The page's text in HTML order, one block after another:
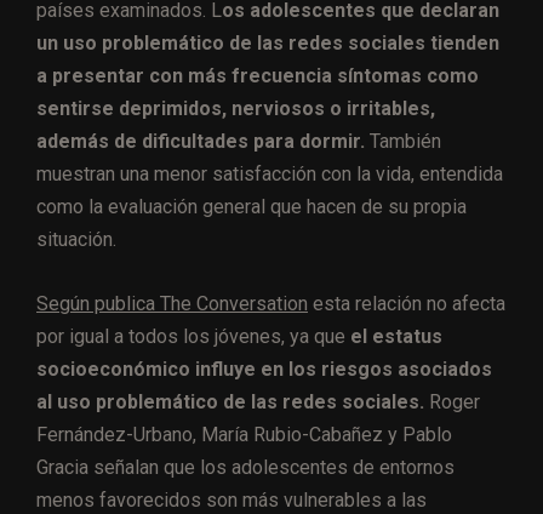
países examinados. Los adolescentes que declaran
un uso problemático de las redes sociales tienden
a presentar con más frecuencia síntomas como
sentirse deprimidos, nerviosos o irritables,
además de dificultades para dormir. También
muestran una menor satisfacción con la vida, entendida
como la evaluación general que hacen de su propia
situación.
Según publica The Conversation esta relación no afecta
por igual a todos los jóvenes, ya que el estatus
socioeconómico influye en los riesgos asociados
al uso problemático de las redes sociales. Roger
Fernández-Urbano, María Rubio-Cabañez y Pablo
Gracia señalan que los adolescentes de entornos
menos favorecidos son más vulnerables a las